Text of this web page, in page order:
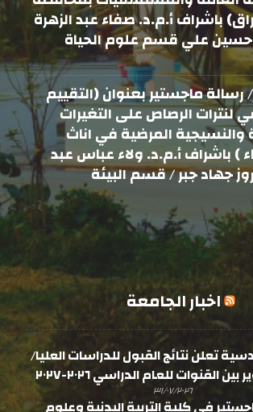
باشراف أ.م.د. صفاء عبد الزهرة
حسين علي قسم علوم الحياة
رسالة ماجستير بعنوان (التقييم
لنترات الرصاص على التغيرات
المرضية في اناث
) باشراف أ.م.د. ولاء عباس عبد
روز جهاد جبر / قسم البيئة
اخبار الجامعة
تعلن نتائج القبول للدراسات العليا/
القنوات للعام الدراسي ٢٠٢٦-٢٠٢٧
٣١/٠٧/٢٠٢٦
في كلية التربية البدنية وعلوم